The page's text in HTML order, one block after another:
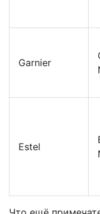
Garnier
Estel